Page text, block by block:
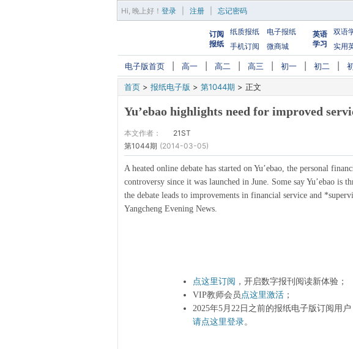
Hi, 晚上好 ！ 登录 注册 忘记密码
订阅
报纸
纸质报纸
电子报纸
手机订阅
微商城
英语
学习
双语
实用
电子版首页 高一 高二 高三 初一 初二
首页 > 报纸电子版 > 第1044期 > 正文
Yu’ebao highlights need for improved
本文作者：
21ST
第1044期 (2014-03-05)
A heated online debate has started on Yu’ebao, the personal
controversy since it was launched in June. Some say Yu’ebao is
the debate leads to improvements in financial service and
Yangcheng Evening News.
点这里订阅 ，开启数字报刊阅读新体验；
VIP教师会员点这里激活 ；
2025年5月22日之前的报纸电子版订阅用户
请点这里登录。